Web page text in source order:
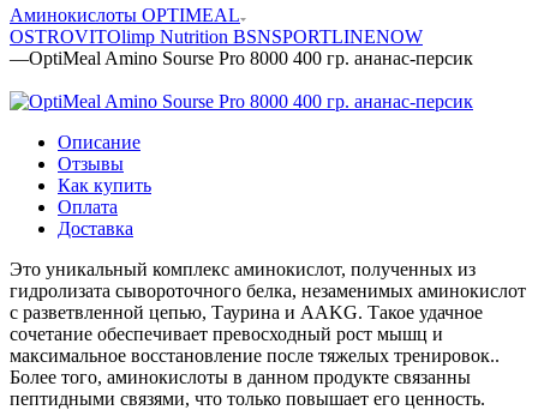
Аминокислоты OPTIMEAL
OSTROVITOlimp Nutrition BSNSPORTLINENOW
—OptiMeal Amino Sourse Pro 8000 400 гр. ананас-персик
Описание
Отзывы
Как купить
Оплата
Доставка
Это уникальный комплекс аминокислот, полученных из
гидролизата сывороточного белка, незаменимых аминокислот
с разветвленной цепью, Таурина и AAKG. Такое удачное
сочетание обеспечивает превосходный рост мышц и
максимальное восстановление после тяжелых тренировок..
Более того, аминокислоты в данном продукте связанны
пептидными связями, что только повышает его ценность.